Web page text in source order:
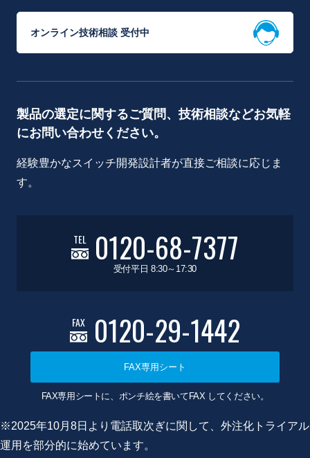
オンライン技術相談 受付中
製品の選定に関するご質問、技術相談などお気軽
にお問い合わせください。
経験豊かなスイッチ開発設計者が直接ご相談に応じま
す。
TEL 0120-68-7377
受付平日 8:30～17:30
FAX 0120-29-1442
FAX専用シート
FAX専用シートに、ポンチ絵を書いてFAX してください。
※2025年10月8日より電話取次ぎに関して、外注化トライアル
運用を部分的に始めています。